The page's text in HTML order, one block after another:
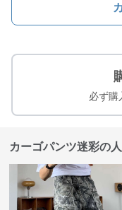
必ず購
カーゴパンツ迷彩の